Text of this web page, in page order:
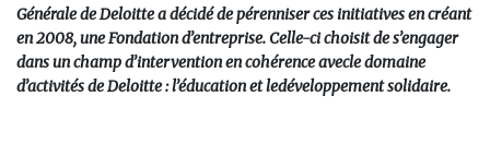
Générale de Deloitte a décidé de pérenniser ces initiatives en créant
en 2008, une Fondation d’entreprise. Celle-ci choisit de s’engager
dans un champ d’intervention en cohérence avecle domaine
d’activités de Deloitte : l’éducation et ledéveloppement solidaire.